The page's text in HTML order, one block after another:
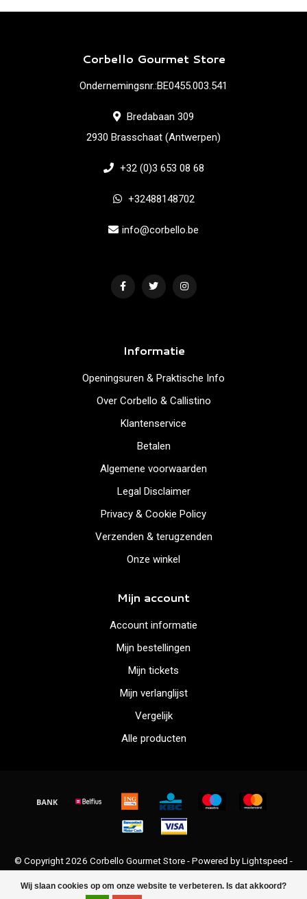
Wij slaan cookies op om onze website te verbeteren. Is dat akkoord?
Corbello Gourmet Store
Ondernemingsnr.:BE0455.003.541
Bredabaan 309
2930 Brasschaat (Antwerpen)
+32 (0)3 653 08 68
+32488148702
info@corbello.be
Informatie
Openingsuren & Praktische Info
Over Corbello & Callistino
Klantenservice
Betalen
Algemene voorwaarden
Legal Disclaimer
Privacy & Cookie Policy
Verzenden & terugzenden
Onze winkel
Mijn account
Account informatie
Mijn bestellingen
Mijn tickets
Mijn verlanglijst
Vergelijk
Alle producten
© Copyright 2026 Corbello Gourmet Store - Powered byLightspeed -
Lightspeed design by Dyvelopment